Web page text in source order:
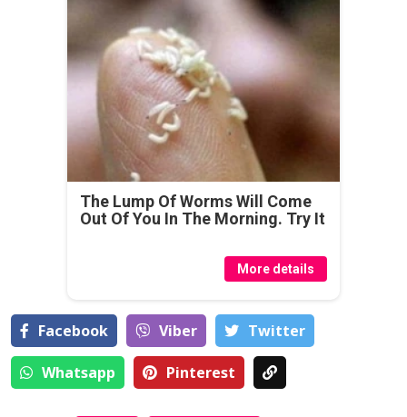
The Lump Of Worms Will Come
Out Of You In The Morning. Try It
More details
Facebook Viber Тwitter
Whatsapp Pinterest